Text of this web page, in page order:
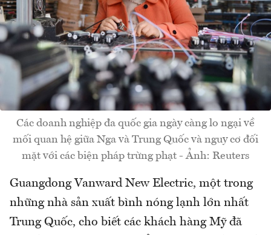
Các doanh nghiệp đa quốc gia ngày càng lo ngại về
mối quan hệ giữa Nga và Trung Quốc và nguy cơ đối
mặt với các biện pháp trừng phạt - Ảnh: Reuters
Guangdong Vanward New Electric, một trong
những nhà sản xuất bình nóng lạnh lớn nhất
Trung Quốc, cho biết các khách hàng Mỹ đã